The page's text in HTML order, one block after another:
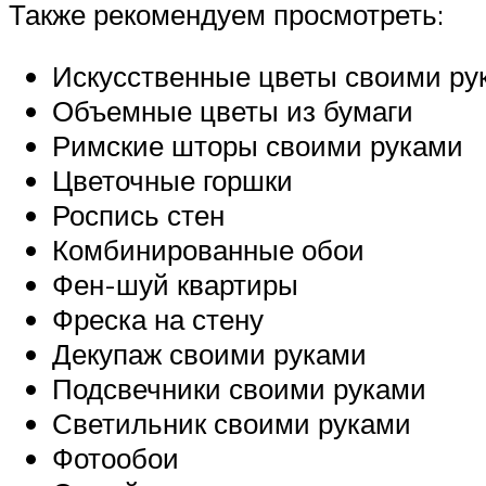
Также рекомендуем просмотреть:
Искусственные цветы своими
Объемные цветы из бумаги
Римские шторы своими руками
Цветочные горшки
Роспись стен
Комбинированные обои
Фен-шуй квартиры
Фреска на стену
Декупаж своими руками
Подсвечники своими руками
Светильник своими руками
Фотообои